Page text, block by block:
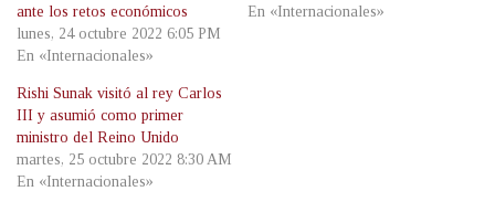
ante los retos económicos
lunes, 24 octubre 2022 6:05 PM
En «Internacionales»
En «Internacionales»
Rishi Sunak visitó al rey Carlos
III y asumió como primer
ministro del Reino Unido
martes, 25 octubre 2022 8:30 AM
En «Internacionales»